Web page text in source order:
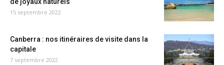
15 septembre 2022
Canberra : nos itinéraires de visite dans la
capitale
7 septembre 2022